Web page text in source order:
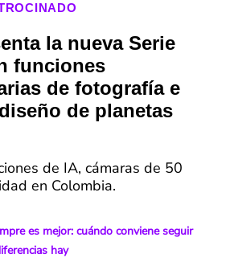
la nueva Serie
funciones
de fotografía e
de planetas
de IA, cámaras de 50
en Colombia.
es mejor: cuándo conviene seguir
hay